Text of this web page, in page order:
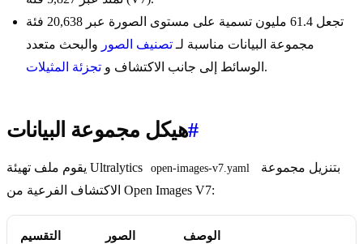
تجعل 61.4 مليون تسمية على مستوى الصورة عبر 20,638 فئة
مجموعة البيانات مناسبة لـ تصنيف الصور والبحث متعدد
الوسائط إلى جانب الاكتشاف و تجزئة المثيلات .
هيكل مجموعة البيانات#
يقوم ملف تهيئة Ultralytics open-images-v7.yaml
الاكتشاف الفرعية من Open Images V7:
التقسيم
الصور الوصف